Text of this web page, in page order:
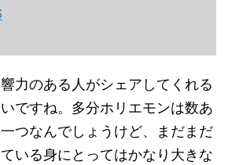
力のある人がシェアしてくれる
ですね。多分ホリエモンは数あ
つなんでしょうけど、まだまだ
いる身にとってはかなり大きな